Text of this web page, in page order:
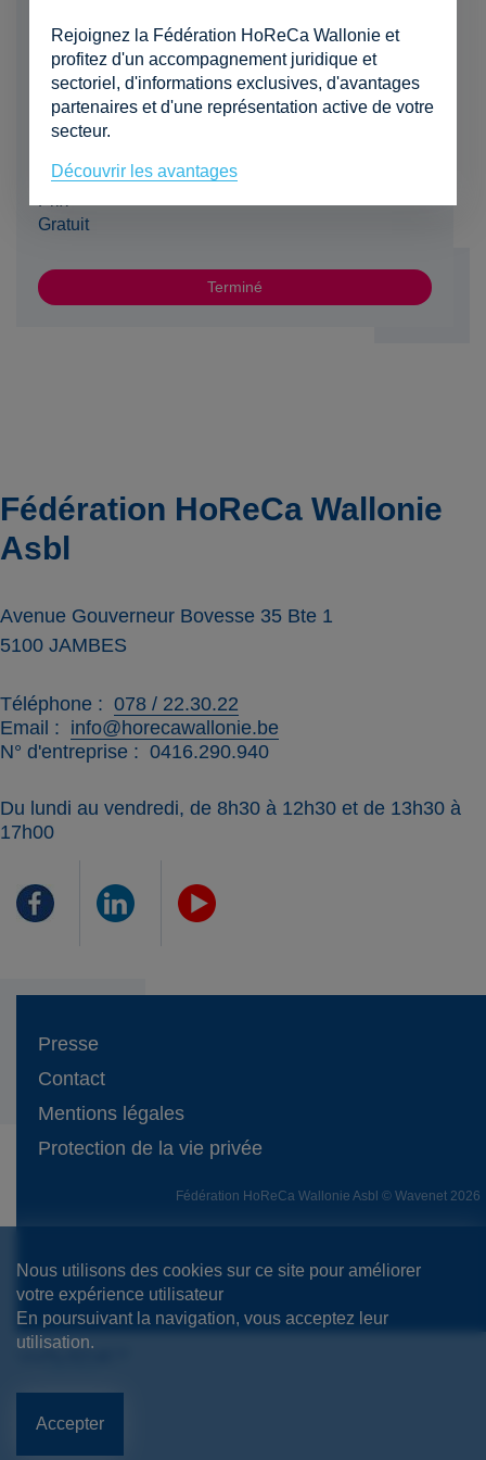
Nous utilisons des cookies sur ce site pour améliorer
votre expérience utilisateur
En poursuivant la navigation, vous acceptez leur
utilisation.
Accepter
Novotel Charleroi Centre, Place verte, 17
6000 Charleroi
Horaire
Gratuit
Terminé
Fédération HoReCa Wallonie
Asbl
Avenue Gouverneur Bovesse 35 Bte 1
5100 JAMBES
Téléphone
078 / 22.30.22
Email
info@horecawallonie.be
N° d'entreprise
0416.290.940
Du lundi au vendredi, de 8h30 à 12h30 et de 13h30 à
17h00
Presse
Contact
Mentions légales
Protection de la vie privée
Fédération HoReCa Wallonie Asbl © Wavenet 2026
Rejoignez la Fédération HoReCa Wallonie et
profitez d'un accompagnement juridique et
sectoriel, d'informations exclusives, d'avantages
partenaires et d'une représentation active de votre
secteur.
Découvrir les avantages